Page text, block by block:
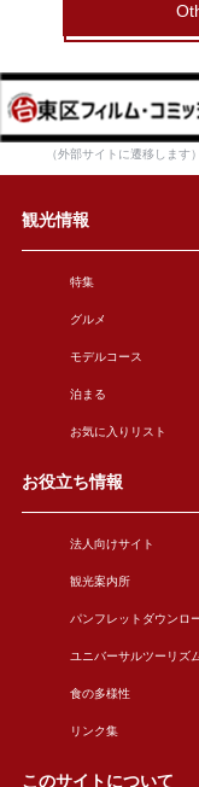
（外部サイトに遷移します）
観光情報
特集
グルメ
モデルコース
泊まる
お気に入りリスト
お役立ち情報
法人向けサイト
観光案内所
パンフレットダウンロ
ユニバーサルツーリズ
食の多様性
リンク集
このサイトについて